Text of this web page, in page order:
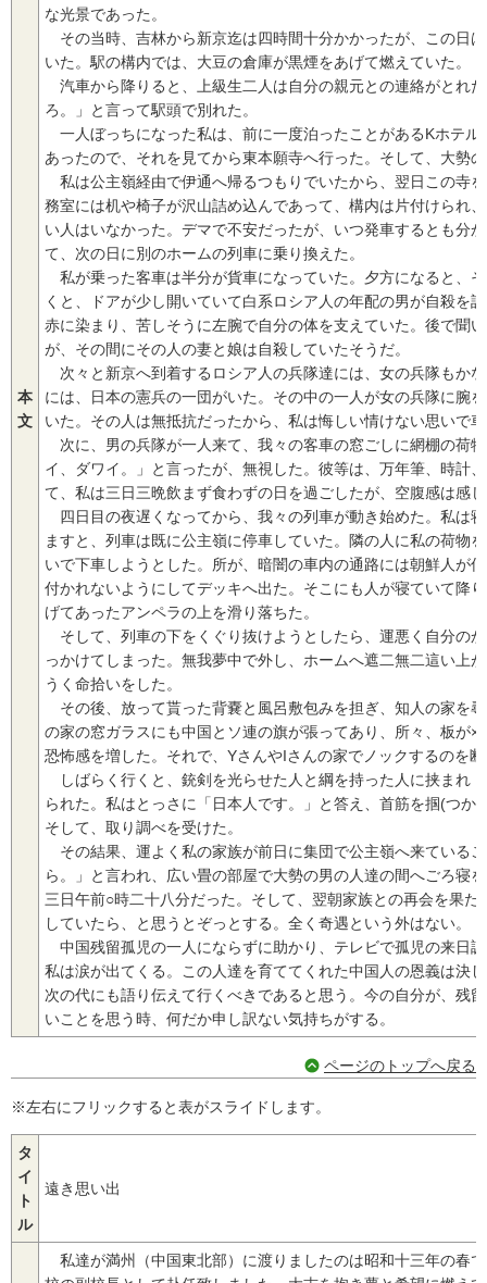
本
文
な光景であった。
その当時、吉林から新京迄は四時間十分かかったが、この日
いた。駅の構内では、大豆の倉庫が黒煙をあげて燃えていた。
汽車から降りると、上級生二人は自分の親元との連絡がとれ
ろ。」と言って駅頭で別れた。
一人ぼっちになった私は、前に一度泊ったことがあるKホテ
あったので、それを見てから東本願寺へ行った。そして、大勢
私は公主嶺経由で伊通へ帰るつもりでいたから、翌日この寺
務室には机や椅子が沢山詰め込んであって、構内は片付けられ
い人はいなかった。デマで不安だったが、いつ発車するとも分
て、次の日に別のホームの列車に乗り換えた。
私が乗った客車は半分が貨車になっていた。夕方になると、
くと、ドアが少し開いていて白系ロシア人の年配の男が自殺を
赤に染まり、苦しそうに左腕で自分の体を支えていた。後で聞
が、その間にその人の妻と娘は自殺していたそうだ。
次々と新京へ到着するロシア人の兵隊達には、女の兵隊もか
には、日本の憲兵の一団がいた。その中の一人が女の兵隊に腕
いた。その人は無抵抗だったから、私は悔しい情けない思いで
次に、男の兵隊が一人来て、我々の客車の窓ごしに網棚の荷
イ、ダワイ。」と言ったが、無視した。彼等は、万年筆、時計
て、私は三日三晩飲まず食わずの日を過ごしたが、空腹感は感
四日目の夜遅くなってから、我々の列車が動き始めた。私は
ますと、列車は既に公主嶺に停車していた。隣の人に私の荷物
いで下車しようとした。所が、暗闇の車内の通路には朝鮮人が
付かれないようにしてデッキへ出た。そこにも人が寝ていて降
げてあったアンペラの上を滑り落ちた。
そして、列車の下をくぐり抜けようとしたら、運悪く自分の
っかけてしまった。無我夢中で外し、ホームへ遮二無二這い上
うく命拾いをした。
その後、放って貰った背嚢と風呂敷包みを担ぎ、知人の家を
の家の窓ガラスにも中国とソ連の旗が張ってあり、所々、板が
恐怖感を増した。それで、YさんやIさんの家でノックするのを
しばらく行くと、銃剣を光らせた人と綱を持った人に挟まれ
られた。私はとっさに「日本人です。」と答え、首筋を掴(つか
そして、取り調べを受けた。
その結果、運よく私の家族が前日に集団で公主嶺へ来ている
ら。」と言われ、広い畳の部屋で大勢の男の人達の間へごろ寝
三日午前○時二十八分だった。そして、翌朝家族との再会を果
していたら、と思うとぞっとする。全く奇遇という外はない。
中国残留孤児の一人にならずに助かり、テレビで孤児の来日
私は涙が出てくる。この人達を育ててくれた中国人の恩義は決
次の代にも語り伝えて行くべきであると思う。今の自分が、残
いことを思う時、何だか申し訳ない気持ちがする。
ページのトップへ戻る
※左右にフリックすると表がスライドします。
タ
イ
ト
ル
遠き思い出
私達が満州（中国東北部）に渡りましたのは昭和十三年の春